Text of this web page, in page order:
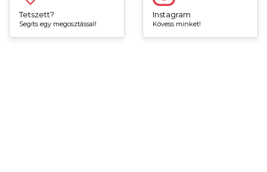
Tetszett?
Segíts egy megosztással!
Instagram
Kövess minket!